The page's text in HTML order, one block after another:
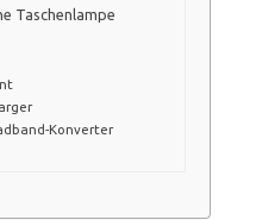
Taschenlampe
Konverter